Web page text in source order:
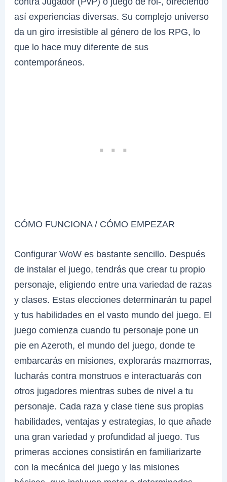
así experiencias diversas. Su complejo universo
da un giro irresistible al género de los RPG, lo
que lo hace muy diferente de sus
contemporáneos.
CÓMO FUNCIONA / CÓMO EMPEZAR
Configurar WoW es bastante sencillo. Después
de instalar el juego, tendrás que crear tu propio
personaje, eligiendo entre una variedad de razas
y clases. Estas elecciones determinarán tu papel
y tus habilidades en el vasto mundo del juego. El
juego comienza cuando tu personaje pone un
pie en Azeroth, el mundo del juego, donde te
embarcarás en misiones, explorarás mazmorras,
lucharás contra monstruos e interactuarás con
otros jugadores mientras subes de nivel a tu
personaje. Cada raza y clase tiene sus propias
habilidades, ventajas y estrategias, lo que añade
una gran variedad y profundidad al juego. Tus
primeras acciones consistirán en familiarizarte
con la mecánica del juego y las misiones